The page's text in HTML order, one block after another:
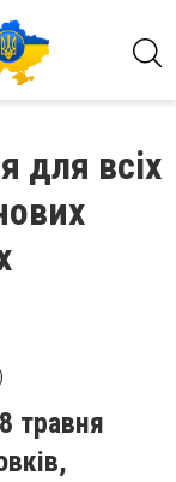
для всіх
травня